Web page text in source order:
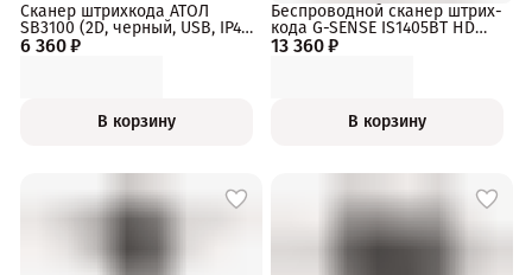
6 360 ₽
Сканер штрихкода АТОЛ
SB3100 (2D, черный, USB, IP42,
без подставки, упаковка 1
В корзину
13 360 ₽
Беспроводной сканер штрих-
кода G-SENSE IS1405BT HD
1D/2D Bluetooth, 2.4Ghz, USB,
В корзину